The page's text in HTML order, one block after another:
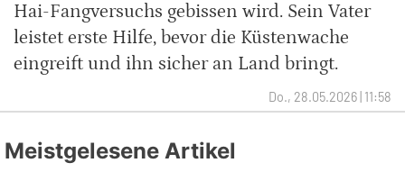
Hai-Fangversuchs gebissen wird. Sein Vater
leistet erste Hilfe, bevor die Küstenwache
eingreift und ihn sicher an Land bringt.
Do., 28.05.2026 | 11:58
Meistgelesene Artikel